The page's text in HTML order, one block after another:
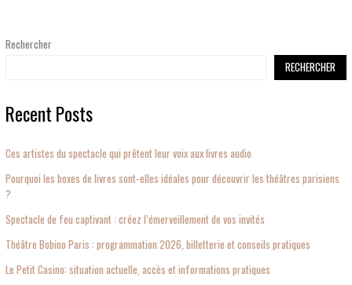
Rechercher
RECHERCHER
Recent Posts
Ces artistes du spectacle qui prêtent leur voix aux livres audio
Pourquoi les boxes de livres sont-elles idéales pour découvrir les théâtres parisiens
?
Spectacle de feu captivant : créez l’émerveillement de vos invités
Théâtre Bobino Paris : programmation 2026, billetterie et conseils pratiques
Le Petit Casino: situation actuelle, accès et informations pratiques